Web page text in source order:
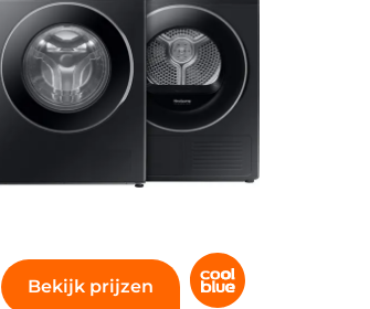
je 9 kilogram wasgoed in de droger.
C bespaar je tot wel
dan het Hygiene Care programma.
Bekijk prijzen